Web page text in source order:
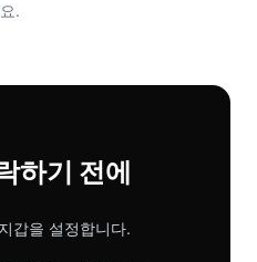
.
하기 전에
갑을 설정합니다.